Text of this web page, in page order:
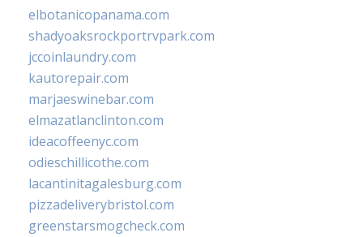
elbotanicopanama.com
shadyoaksrockportrvpark.com
jccoinlaundry.com
kautorepair.com
marjaeswinebar.com
elmazatlanclinton.com
ideacoffeenyc.com
odieschillicothe.com
lacantinitagalesburg.com
pizzadeliverybristol.com
greenstarsmogcheck.com